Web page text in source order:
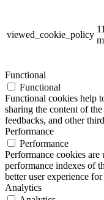
viewed_cookie_policy
11
Functional
Functional
Functional cookies help
sharing the content of
feedbacks, and other
Performance
Performance
Performance cookies are
performance indexes of
better user experience
Analytics